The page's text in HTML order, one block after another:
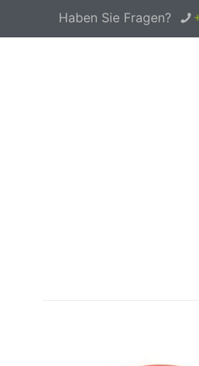
Haben Sie Fragen?